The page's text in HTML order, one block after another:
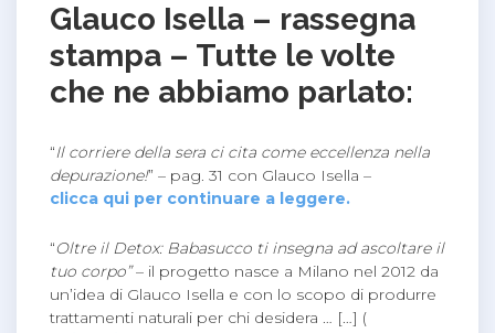
Glauco Isella – rassegna
stampa – Tutte le volte
che ne abbiamo parlato:
“Il corriere della sera ci cita come eccellenza nella
depurazione!” – pag. 31 con Glauco Isella –
clicca qui per continuare a leggere.
“Oltre il Detox: Babasucco ti insegna ad ascoltare il
tuo corpo”– il progetto nasce a Milano nel 2012 da
un’idea di Glauco Isella e con lo scopo di produrre
trattamenti naturali per chi desidera … […] (